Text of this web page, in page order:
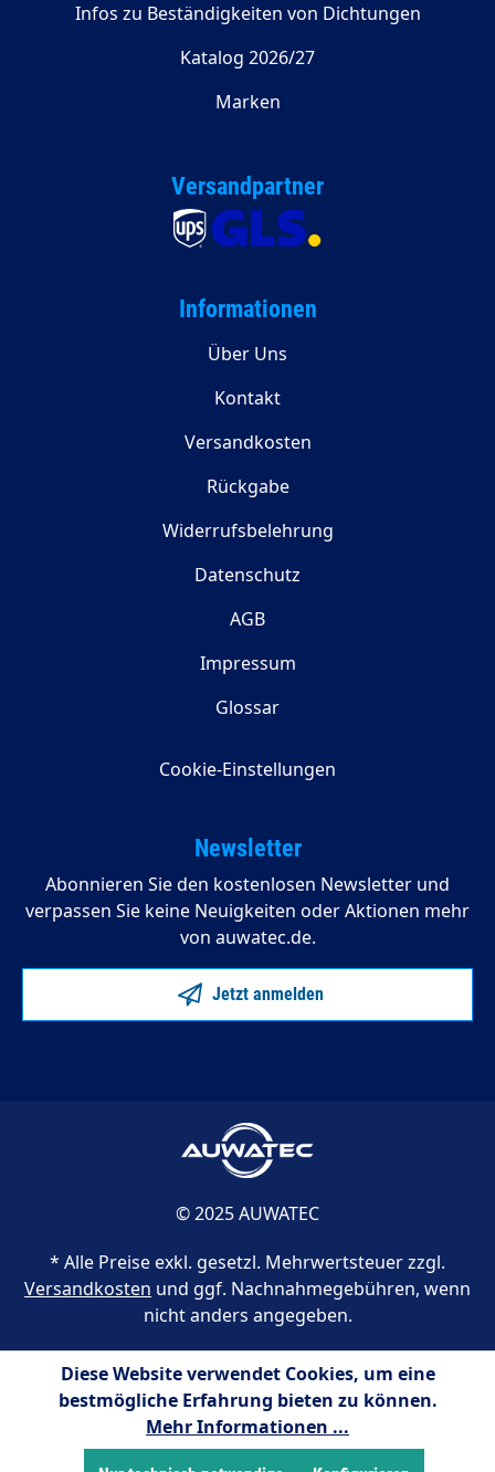
Infos zu Beständigkeiten von Dichtungen
Katalog 2026/27
Marken
Versandpartner
Informationen
Über Uns
Kontakt
Versandkosten
Rückgabe
Widerrufsbelehrung
Datenschutz
AGB
Impressum
Glossar
Cookie-Einstellungen
Newsletter
Abonnieren Sie den kostenlosen Newsletter und
verpassen Sie keine Neuigkeiten oder Aktionen mehr
von auwatec.de.
Jetzt anmelden
© 2025 AUWATEC
* Alle Preise exkl. gesetzl. Mehrwertsteuer zzgl.
Versandkosten und ggf. Nachnahmegebühren, wenn
nicht anders angegeben.
Diese Website verwendet Cookies, um eine
bestmögliche Erfahrung bieten zu können.
Mehr Informationen ...